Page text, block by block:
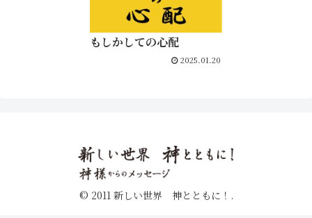
もしかしての心配
2025.01.20
© 2011 新しい世界 神とともに！.